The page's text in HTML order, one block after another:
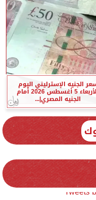
الجنيه الإسترليني اليوم
الأربعاء 5 أغسطس 2026 أمام
الجنيه المصري|...
Tweets